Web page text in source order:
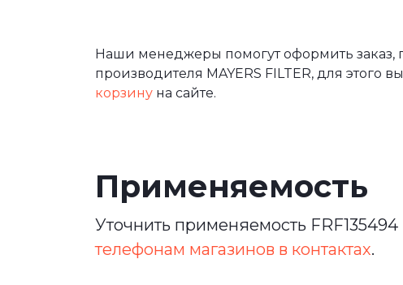
Наши менеджеры помогут оформить заказ,
производителя MAYERS FILTER, для этого
корзину на сайте.
Применяемость
Уточнить применяемость
телефонам магазинов в контактах.